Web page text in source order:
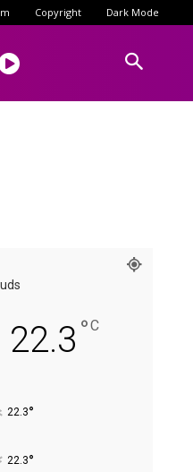
Copyright Dark Mode
22.3 °C
22.3°
22.3°